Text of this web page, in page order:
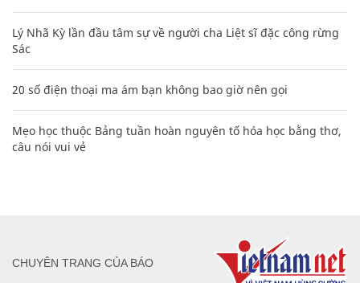
Lý Nhã Kỳ lần đầu tâm sự về người cha Liệt sĩ đặc công rừng
Sác
20 số điện thoại ma ám bạn không bao giờ nên gọi
Mẹo học thuộc Bảng tuần hoàn nguyên tố hóa học bằng thơ,
câu nói vui vẻ
CHUYÊN TRANG CỦA BÁO